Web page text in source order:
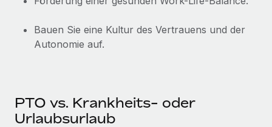
Mehr erfahren
Bauen Sie eine Kultur des Vertrauens und der
Autonomie auf.
PTO vs. Krankheits- oder
Urlaubsurlaub